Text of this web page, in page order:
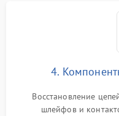
4.
Восстановление
шлейфов и